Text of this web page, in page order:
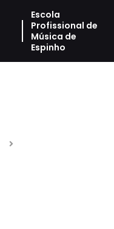
Escola
Profissional de
Música de
Espinho